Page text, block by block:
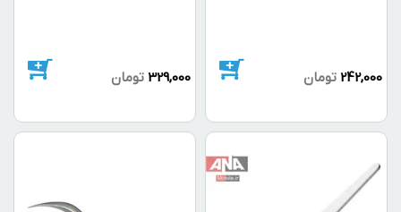
242,000 تومان 329,000 تومان